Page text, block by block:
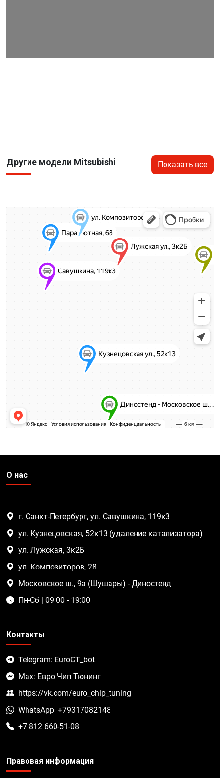
Другие модели Mitsubishi Показать все
О нас
г. Санкт-Петербург, ул. Савушкина, 119к3
ул. Кузнецовская, 52к13 (удаление катализатора)
ул. Лужская, 3к2Б
ул. Композиторов, 28
Московское ш., 9а (Шушары) - Диностенд
Пн-Сб | 09:00 - 19:00
Контакты
Telegram: EuroCT_bot
Max: Евро Чип Тюнинг
https://vk.com/euro_chip_tuning
WhatsApp: +79317082148
+7 812 660-51-08
Правовая информация